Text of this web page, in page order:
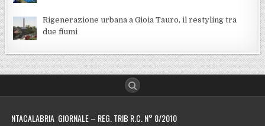
Rigenerazione urbana a Gioia Tauro, il restyling tra
due fiumi
NTACALABRIA GIORNALE – REG. TRIB R.C. N° 8/2010